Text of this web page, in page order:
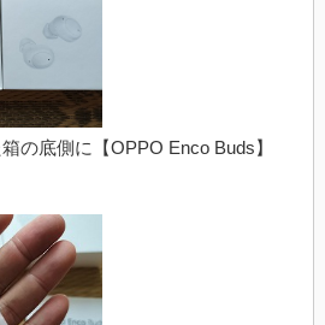
の底側に【OPPO Enco Buds】